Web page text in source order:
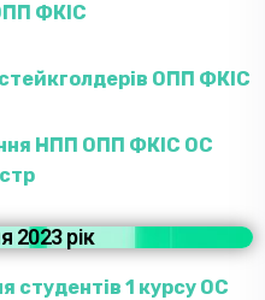
ФКІС
ОПП ФКІС
НПП ОПП ФКІС ОС
2023 рік
студентів 1 курсу ОС